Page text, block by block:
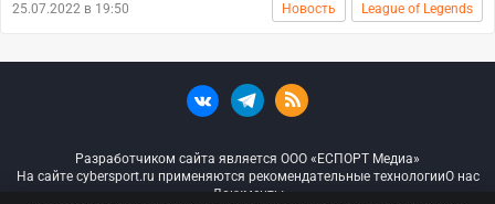
25.07.2022 в 19:50 Новость League of Legends
Разработчиком сайта является ООО «ЕСПОРТ Медиа»
На сайте cybersport.ru применяются рекомендательные технологииО нас
Документы